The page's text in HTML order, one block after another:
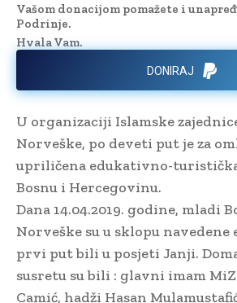
Vašom donacijom pomažete i
Podrinje.
Hvala Vam.
DONIRAJ
U organizaciji Islamske
Norveške, po deveti put je za
upriličena edukativno-
Bosnu i Hercegovinu.
Dana 14.04.2019. godine, mladi
Norveške su u sklopu navedene
prvi put bili u posjeti Janji.
susretu su bili : glavni imam MiZ
Camić, hadži Hasan